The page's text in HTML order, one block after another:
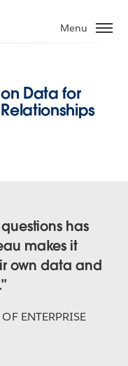
Menu
Data for
has
makes it
own data and
ENTERPRISE